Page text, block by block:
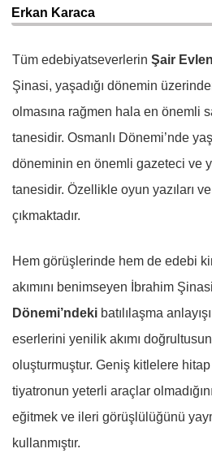
Erkan Karaca
Tüm edebiyatseverlerin Şair
Şinasi, yaşadığı dönemin
olmasına rağmen hala en önemli
tanesidir. Osmanlı Dönemi’nde
döneminin en önemli gazeteci ve
tanesidir. Özellikle oyun yazıları
çıkmaktadır.
Hem görüşlerinde hem de edebi
akımını benimseyen İbrahim
Dönemi’ndeki batılılaşma
eserlerini yenilik akımı
oluşturmuştur. Geniş kitlelere
tiyatronun yeterli araçlar
eğitmek ve ileri görüşlülüğünü
kullanmıştır.